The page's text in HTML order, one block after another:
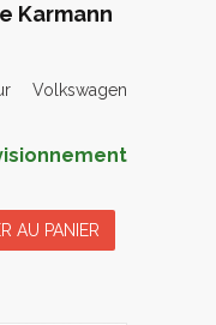
Karmann
Volkswagen
AU PANIER